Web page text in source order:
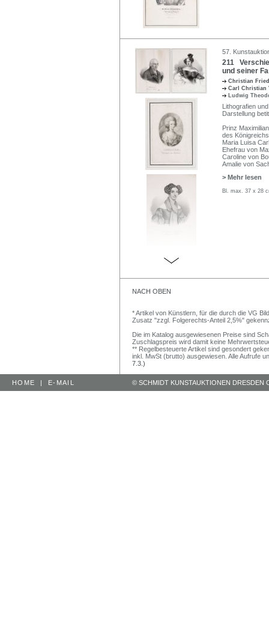
57.
211
und seiner
Christian
Carl Christian
Ludwig
Lithografien
Darstellung
Prinz
des
Maria Luisa
Ehefrau von
Caroline von
Amalie von
> Mehr lesen
Bl. max. 37 x 28
NACH OBEN
* Artikel von Künstlern, für die durch die VG
Zusatz "zzgl. Folgerechts-Anteil 2,5%"
Die im Katalog ausgewiesenen Preise sind
Zuschlagspreis wird damit keine
** Regelbesteuerte Artikel sind gesondert
inkl. MwSt (brutto) ausgewiesen. Alle Aufrufe
7.3.)
HOME | E-MAIL © SCHMIDT KUNSTAUKTIONEN DRESDEN